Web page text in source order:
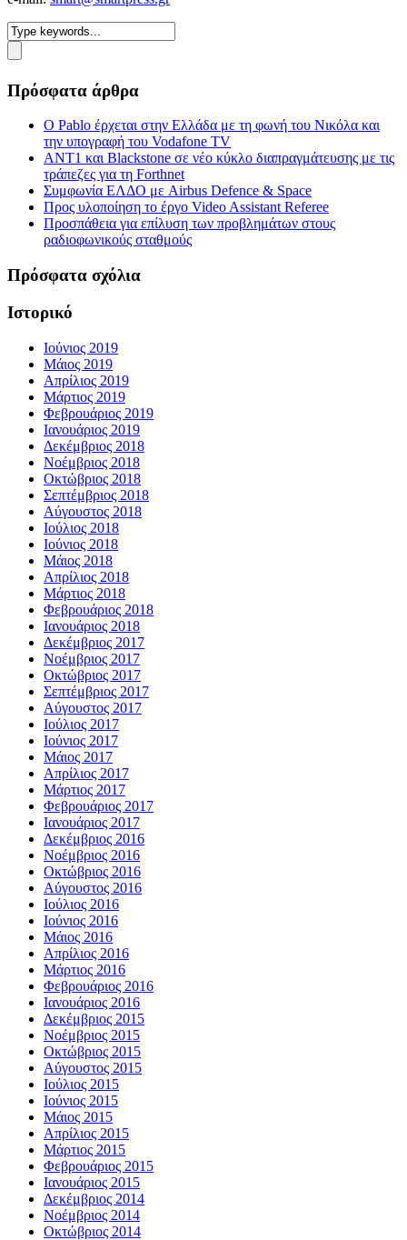
Πρόσφατα άρθρα
Ο Pablo έρχεται στην Ελλάδα με τη φωνή του Νικόλα και
την υπογραφή του Vodafone TV
ΑΝΤ1 και Blackstone σε νέο κύκλο διαπραγμάτευσης με τις
τράπεζες για τη Forthnet
Συμφωνία ΕΛΔΟ με Airbus Defence & Space
Προς υλοποίηση το έργο Video Assistant Referee
Προσπάθεια για επίλυση των προβλημάτων στους
ραδιοφωνικούς σταθμούς
Πρόσφατα σχόλια
Ιστορικό
Ιούνιος 2019
Μάιος 2019
Απρίλιος 2019
Μάρτιος 2019
Φεβρουάριος 2019
Ιανουάριος 2019
Δεκέμβριος 2018
Νοέμβριος 2018
Οκτώβριος 2018
Σεπτέμβριος 2018
Αύγουστος 2018
Ιούλιος 2018
Ιούνιος 2018
Μάιος 2018
Απρίλιος 2018
Μάρτιος 2018
Φεβρουάριος 2018
Ιανουάριος 2018
Δεκέμβριος 2017
Νοέμβριος 2017
Οκτώβριος 2017
Σεπτέμβριος 2017
Αύγουστος 2017
Ιούλιος 2017
Ιούνιος 2017
Μάιος 2017
Απρίλιος 2017
Μάρτιος 2017
Φεβρουάριος 2017
Ιανουάριος 2017
Δεκέμβριος 2016
Νοέμβριος 2016
Οκτώβριος 2016
Αύγουστος 2016
Ιούλιος 2016
Ιούνιος 2016
Μάιος 2016
Απρίλιος 2016
Μάρτιος 2016
Φεβρουάριος 2016
Ιανουάριος 2016
Δεκέμβριος 2015
Νοέμβριος 2015
Οκτώβριος 2015
Αύγουστος 2015
Ιούλιος 2015
Ιούνιος 2015
Μάιος 2015
Απρίλιος 2015
Μάρτιος 2015
Φεβρουάριος 2015
Ιανουάριος 2015
Δεκέμβριος 2014
Νοέμβριος 2014
Οκτώβριος 2014